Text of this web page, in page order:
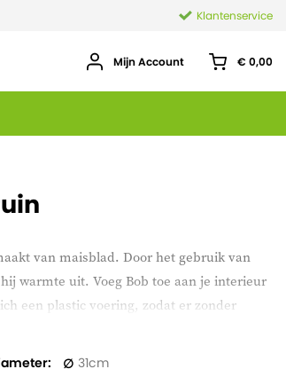
Klantenservice
Mijn Account € 0,00
van maisblad. Door het gebruik van
warmte uit. Voeg Bob toe aan je interieur
een plastic voering, zodat er zonder
handig!
31